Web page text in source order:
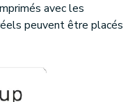
avec les
peuvent être placés